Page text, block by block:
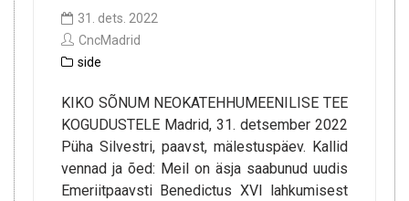
31. dets. 2022
CncMadrid
side
KIKO SÕNUM NEOKATEHHUMEENILISE TEE
KOGUDUSTELE Madrid, 31. detsember 2022
Püha Silvestri, paavst, mälestuspäev. Kallid
vennad ja õed: Meil on äsja saabunud uudis
Emeriitpaavsti Benedictus XVI lahkumisest